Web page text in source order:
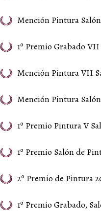
Mención Pintura
1º Premio Grabado
Mención Pintura VII
Mención Pintura
1º Premio Pintura V
1º Premio Salón de
2º Premio de Pintura
1º Premio Grabado,